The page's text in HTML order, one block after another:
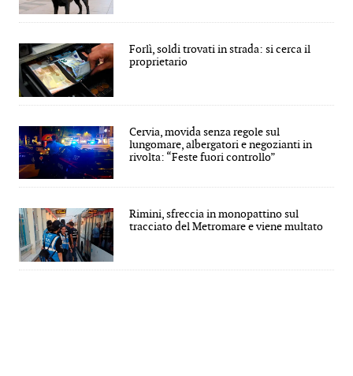
Forlì, soldi trovati in strada: si cerca il
proprietario
Cervia, movida senza regole sul
lungomare, albergatori e negozianti in
rivolta: “Feste fuori controllo”
Rimini, sfreccia in monopattino sul
tracciato del Metromare e viene multato